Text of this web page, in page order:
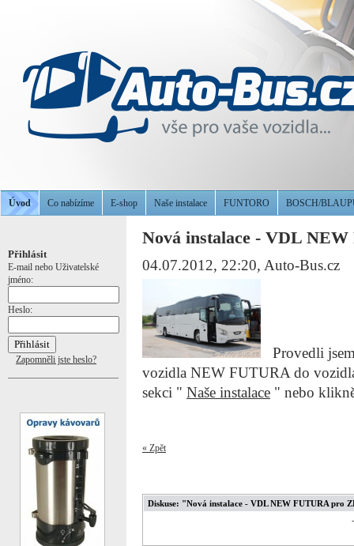
Úvod Co nabízíme E-shop Naše instalace FUNTORO BOSCH/
Přihlásit
E-mail nebo Uživatelské
jméno:
Heslo:
Zapomněli jste heslo?
Nová instalace - VDL
04.07.2012, 22:20, Auto-Bus.cz
Provedli
vozidla NEW FUTURA do
sekci " Naše instalace " nebo
« Zpět
Diskuse: "Nová instalace - VDL NEW FUTURA pro